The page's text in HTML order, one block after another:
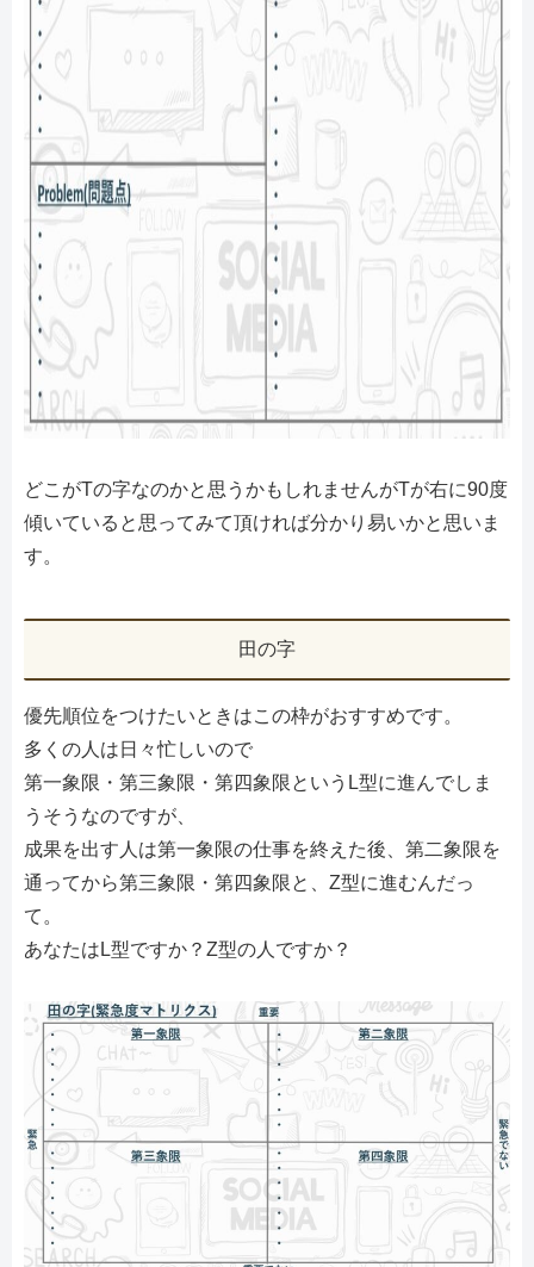
どこがTの字なのかと思うかもしれませんがTが右に90度
傾いていると思ってみて頂ければ分かり易いかと思いま
す。
田の字
優先順位をつけたいときはこの枠がおすすめです。
多くの人は日々忙しいので
第一象限・第三象限・第四象限というL型に進んでしま
うそうなのですが、
成果を出す人は第一象限の仕事を終えた後、第二象限を
通ってから第三象限・第四象限と、Z型に進むんだっ
て。
あなたはL型ですか？Z型の人ですか？